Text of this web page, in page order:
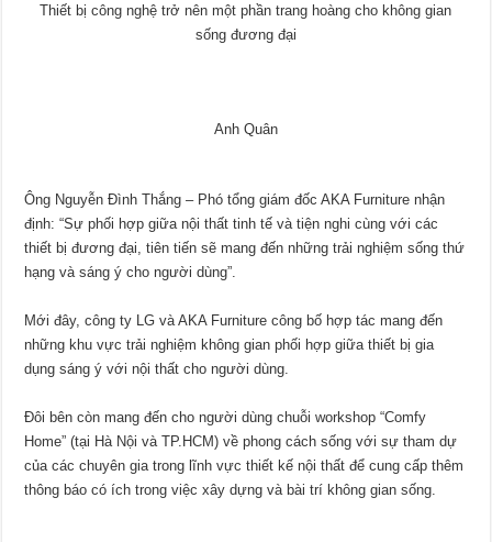
Thiết bị công nghệ trở nên một phần trang hoàng cho không gian
sống đương đại
Anh Quân
Ông Nguyễn Đình Thắng – Phó tổng giám đốc AKA Furniture nhận
định: “Sự phối hợp giữa nội thất tinh tế và tiện nghi cùng với các
thiết bị đương đại, tiên tiến sẽ mang đến những trải nghiệm sống thứ
hạng và sáng ý cho người dùng”.
Mới đây, công ty LG và AKA Furniture công bố hợp tác mang đến
những khu vực trải nghiệm không gian phối hợp giữa thiết bị gia
dụng sáng ý với nội thất cho người dùng.
Đôi bên còn mang đến cho người dùng chuỗi workshop “Comfy
Home” (tại Hà Nội và TP.HCM) về phong cách sống với sự tham dự
của các chuyên gia trong lĩnh vực thiết kế nội thất để cung cấp thêm
thông báo có ích trong việc xây dựng và bài trí không gian sống.